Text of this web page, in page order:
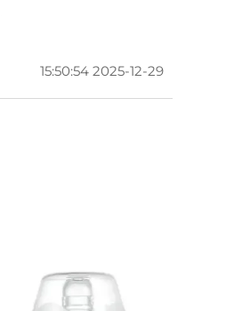
2025-12-29 15:50:54